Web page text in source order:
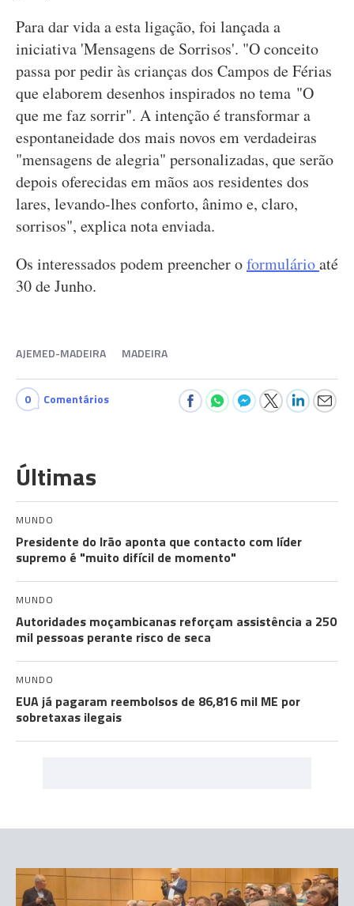
Para dar vida a esta ligação, foi lançada a
iniciativa 'Mensagens de Sorrisos'. "O conceito
passa por pedir às crianças dos Campos de Férias
que elaborem desenhos inspirados no tema "O
que me faz sorrir". A intenção é transformar a
espontaneidade dos mais novos em verdadeiras
"mensagens de alegria" personalizadas, que serão
depois oferecidas em mãos aos residentes dos
lares, levando-lhes conforto, ânimo e, claro,
sorrisos", explica nota enviada.
Os interessados podem preencher oformulárioaté
30 de Junho.
AJEMED-MADEIRA MADEIRA
0 Comentários
Últimas
MUNDO
Presidente do Irão aponta que contacto com líder
supremo é "muito difícil de momento"
MUNDO
Autoridades moçambicanas reforçam assistência a 250
mil pessoas perante risco de seca
MUNDO
EUA já pagaram reembolsos de 86,816 mil ME por
sobretaxas ilegais